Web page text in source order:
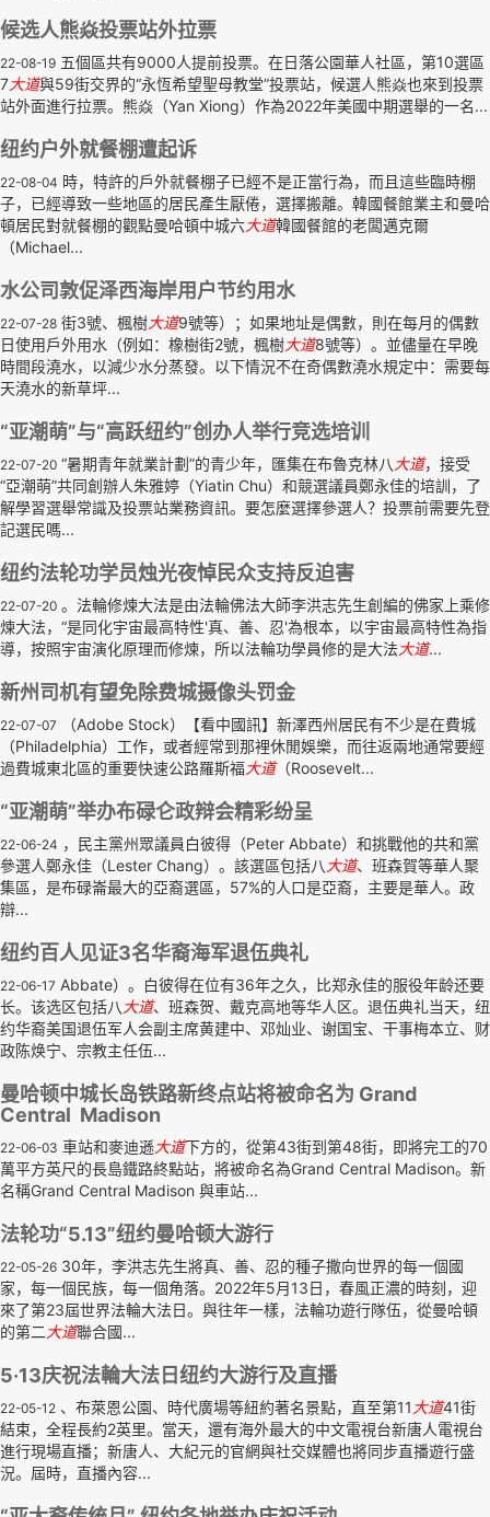
候选人熊焱投票站外拉票
22-08-19 五個區共有9000人提前投票。在日落公園華人社區，第10選區
7大道與59街交界的“永恆希望聖母教堂”投票站，候選人熊焱也來到投票
站外面進行拉票。熊焱（Yan Xiong）作為2022年美國中期選舉的一名...
纽约户外就餐棚遭起诉
22-08-04 時，特許的戶外就餐棚子已經不是正當行為，而且這些臨時棚
子，已經導致一些地區的居民產生厭倦，選擇搬離。韓國餐館業主和曼哈
頓居民對就餐棚的觀點曼哈頓中城六大道韓國餐館的老闆邁克爾
（Michael...
水公司敦促泽西海岸用户节约用水
22-07-28 街3號、楓樹大道9號等）；如果地址是偶數，則在每月的偶數
日使用戶外用水（例如：橡樹街2號，楓樹大道8號等）。並儘量在早晚
時間段澆水，以減少水分蒸發。以下情況不在奇偶數澆水規定中：需要每
天澆水的新草坪...
“亚潮萌”与“高跃纽约”创办人举行竞选培训
22-07-20 “暑期青年就業計劃”的青少年，匯集在布魯克林八 大道，接受
“亞潮萌”共同創辦人朱雅婷（Yiatin Chu）和競選議員鄭永佳的培訓，了
解學習選舉常識及投票站業務資訊。要怎麼選擇參選人？投票前需要先登
記選民嗎...
纽约法轮功学员烛光夜悼民众支持反迫害
22-07-20 。法輪修煉大法是由法輪佛法大師李洪志先生創編的佛家上乘修
煉大法，“是同化宇宙最高特性'真、善、忍'為根本，以宇宙最高特性為指
導，按照宇宙演化原理而修煉，所以法輪功學員修的是大法大道...
新州司机有望免除费城摄像头罚金
22-07-07
（Adobe Stock）【看中國訊】新澤西州居民有不少是在費城
（Philadelphia）工作，或者經常到那裡休閒娛樂，而往返兩地通常要經
過費城東北區的重要快速公路羅斯福大道（Roosevelt...
“亚潮萌”举办布碌仑政辩会精彩纷呈
22-06-24 ，民主黨州眾議員白彼得（Peter Abbate）和挑戰他的共和黨
參選人鄭永佳（Lester Chang）。該選區包括八 大道、班森賀等華人聚
集區，是布碌崙最大的亞裔選區，57%的人口是亞裔，主要是華人。政
辯...
纽约百人见证3名华裔海军退伍典礼
22-06-17 Abbate）。白彼得在位有36年之久，比郑永佳的服役年龄还要
长。该选区包括八 大道、班森贺、戴克高地等华人区。退伍典礼当天，纽
约华裔美国退伍军人会副主席黄建中、邓灿业、谢国宝、干事梅本立、财
政陈焕宁、宗教主任伍...
曼哈顿中城长岛铁路新终点站将被命名为 Grand
Central Madison
22-06-03 車站和麥迪遜大道下方的，從第43街到第48街，即將完工的70
萬平方英尺的長島鐵路終點站，將被命名為Grand Central Madison。新
名稱Grand Central Madison 與車站...
法轮功“5.13”纽约曼哈顿大游行
22-05-26 30年，李洪志先生將真、善、忍的種子撒向世界的每一個國
家，每一個民族，每一個角落。2022年5月13日，春風正濃的時刻，迎
來了第23屆世界法輪大法日。與往年一樣，法輪功遊行隊伍，從曼哈頓
的第二 大道聯合國...
5·13庆祝法輪大法日纽约大游行及直播
22-05-12 、布萊恩公園、時代廣場等紐約著名景點，直至第11 大道41街
結束，全程長約2英里。當天，還有海外最大的中文電視台新唐人電視台
進行現場直播；新唐人、大紀元的官網與社交媒體也將同步直播遊行盛
況。屆時，直播內容...